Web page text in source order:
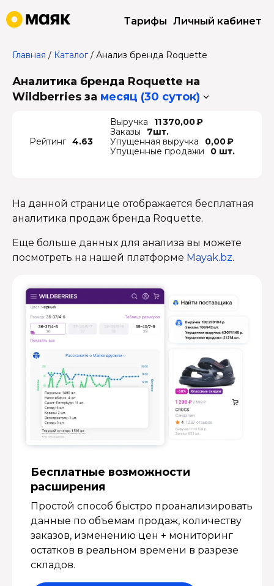
Тарифы Личный кабинет
Главная / Каталог/ Анализ бренда Roquette
Аналитика бренда Roquette на
Wildberries за месяц (30 суток)
Рейтинг 4.63
Выручка
11 370,00 ₽
Заказы
7шт.
Упущенная выручка
0,00 ₽
Упущенные продажи
0 шт.
На данной странице отображается бесплатная
аналитика продаж бренда Roquette.
Еще больше данных для анализа вы можете
посмотреть на нашей платформе Mayak.bz.
Бесплатные возмож­ности
расширения
Простой способ быстро проанализировать
данные по объемам продаж, количеству
заказов, изменению цен + мониторинг
остатков в реальном времени в разрезе
складов.